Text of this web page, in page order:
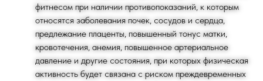
фитнесом при наличии противопоказаний, к которым
относятся заболевания почек, сосудов и сердца,
предлежание плаценты, повышенный тонус матки,
кровотечения, анемия, повышенное артериальное
давление и другие состояния, при которых физическая
активность будет связана с риском преждевременных